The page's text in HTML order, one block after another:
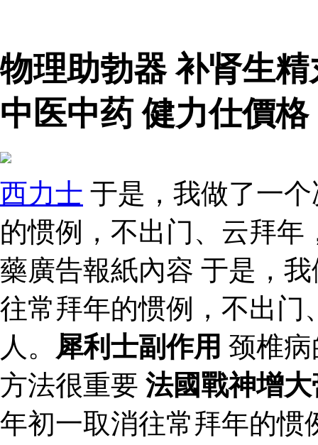
物理助勃器 补肾生
中医中药 健力仕價格
西力士 于是，我做了一
的惯例，不出门、云拜
藥廣告報紙內容 于是，
往常拜年的惯例，不出门
人。 犀利士副作用 颈椎
方法很重要 法國戰神增大
年初一取消往常拜年的惯